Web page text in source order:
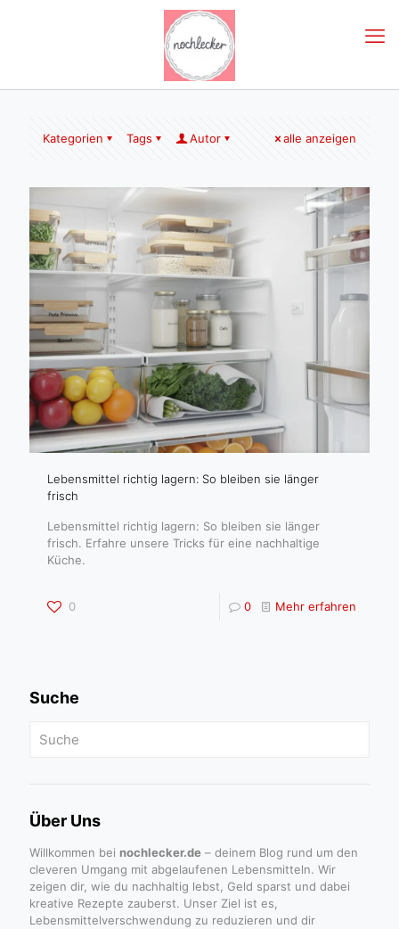
Kategorien Tags Autor alle anzeigen
Lebensmittel richtig lagern: So bleiben sie länger
frisch
Lebensmittel richtig lagern: So bleiben sie länger
frisch. Erfahre unsere Tricks für eine nachhaltige
Küche.
0 0 Mehr erfahren
Suche
Über Uns
Willkommen bei nochlecker.de – deinem Blog rund um den
cleveren Umgang mit abgelaufenen Lebensmitteln. Wir
zeigen dir, wie du nachhaltig lebst, Geld sparst und dabei
kreative Rezepte zauberst. Unser Ziel ist es,
Lebensmittelverschwendung zu reduzieren und dir